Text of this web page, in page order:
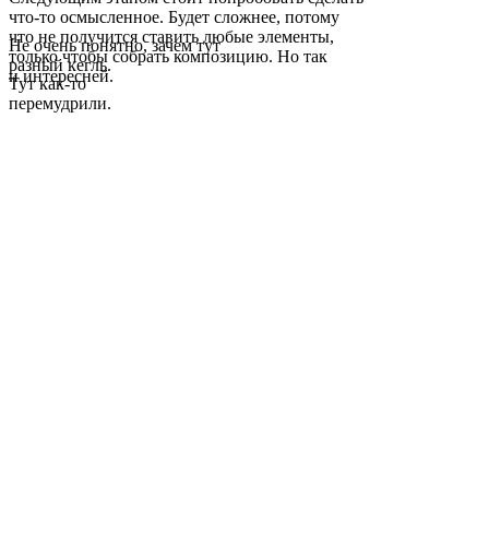
что-то осмысленное. Будет сложнее, потому
что не получится ставить любые элементы,
только чтобы собрать композицию. Но так
и интересней.
Не очень понятно, зачем тут
разный кегль.
Тут как-то
перемудрили.